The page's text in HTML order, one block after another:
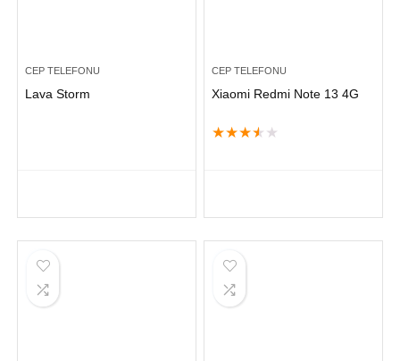
CEP TELEFONU
Lava Storm
CEP TELEFONU
Xiaomi Redmi Note 13 4G
★★★★ ★